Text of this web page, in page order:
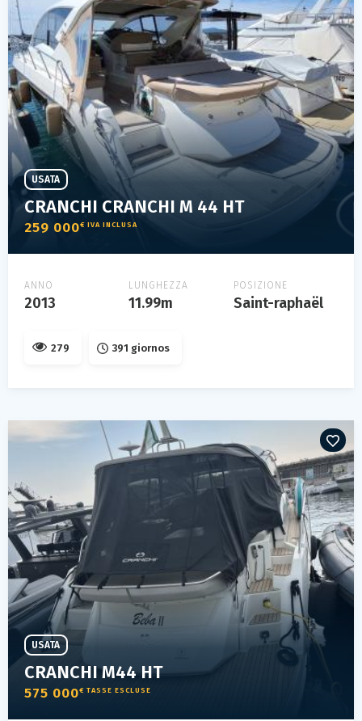
CRANCHI CRANCHI M 44 HT
259 000€ IVA INCLUSA
USATA
ANNO
2013
LUNGHEZZA
11.99m
POSIZIONE
Saint-raphaël
279 391 giornos
CRANCHI M44 HT
575 000€ TASSE ESCLUSE
USATA